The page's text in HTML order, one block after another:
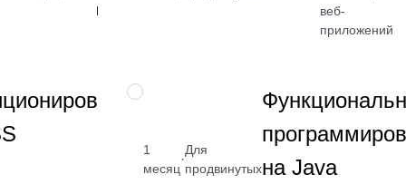
Посмотреть
веб-
приложений
адаптивными
интерфейсами
от 2 400
₽
НАВЫК
1
месяц
·
Для
продвинутыхна Java